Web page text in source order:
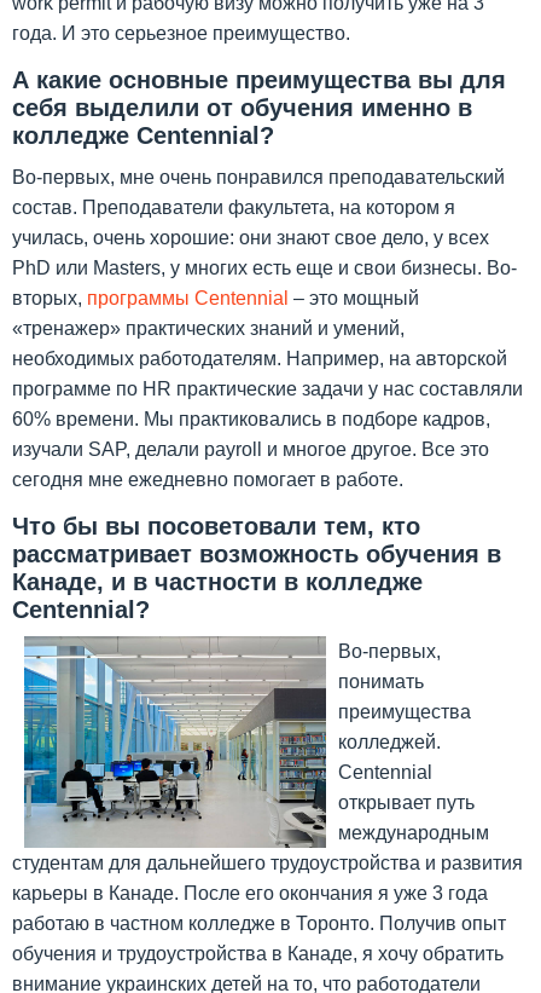
года. И это серьезное преимущество.
А какие основные преимущества вы для
себя выделили от обучения именно в
колледже Centennial?
Во-первых, мне очень понравился преподавательский
состав. Преподаватели факультета, на котором я
училась, очень хорошие: они знают свое дело, у всех
PhD или Masters, у многих есть еще и свои бизнесы. Во-
вторых, программы Centennial – это мощный
«тренажер» практических знаний и умений,
необходимых работодателям. Например, на авторской
программе по HR практические задачи у нас составляли
60% времени. Мы практиковались в подборе кадров,
изучали SAP, делали payroll и многое другое. Все это
сегодня мне ежедневно помогает в работе.
Что бы вы посоветовали тем, кто
рассматривает возможность обучения в
Канаде, и в частности в колледже
Centennial?
Во-первых,
понимать
преимущества
колледжей.
Centennial
открывает путь
международным
студентам для дальнейшего трудоустройства и развития
карьеры в Канаде. После его окончания я уже 3 года
работаю в частном колледже в Торонто. Получив опыт
обучения и трудоустройства в Канаде, я хочу обратить
внимание украинских детей на то, что работодатели